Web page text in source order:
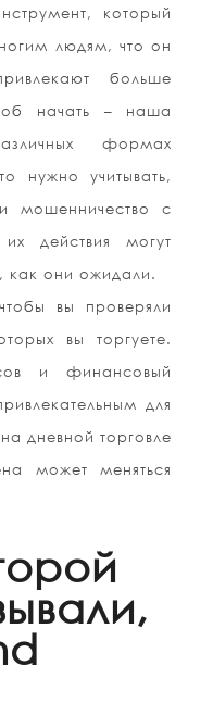
который
людям, что он
больше
начать – наша
формах
нужно учитывать,
мошенничество с
действия могут
как они ожидали.
вы проверяли
вы торгуете.
и финансовый
для
дневной торговле
может меняться